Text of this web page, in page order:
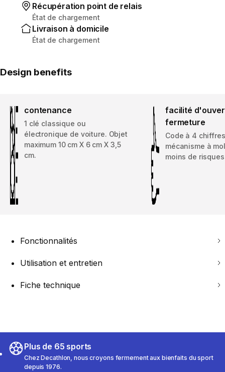
Récupération point de relais
État de chargement
Livraison à domicile
État de chargement
Design benefits
contenance
1 clé classique ou
électronique de voiture. Objet
maximum 10 cm X 6 cm X 3,5
cm.
facilité
fermeture
Code à 4
mécanisme à
moins de
Fonctionnalités
Utilisation et entretien
Fiche technique
Plus de 65 sports
Chez Decathlon, nous croyons fermement aux bienfaits du sport
depuis 1976.